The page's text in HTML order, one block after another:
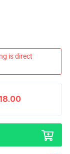
is direct